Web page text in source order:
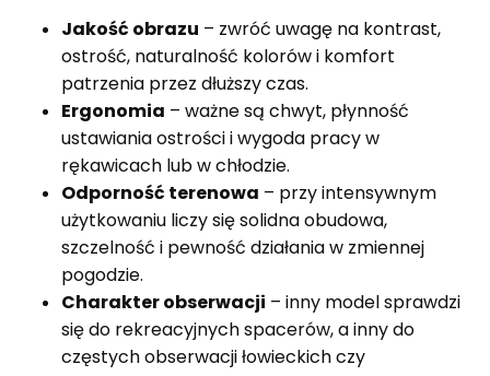
Jakość obrazu – zwróć uwagę na kontrast,
ostrość, naturalność kolorów i komfort
patrzenia przez dłuższy czas.
Ergonomia – ważne są chwyt, płynność
ustawiania ostrości i wygoda pracy w
rękawicach lub w chłodzie.
Odporność terenowa – przy intensywnym
użytkowaniu liczy się solidna obudowa,
szczelność i pewność działania w zmiennej
pogodzie.
Charakter obserwacji – inny model sprawdzi
się do rekreacyjnych spacerów, a inny do
częstych obserwacji łowieckich czy